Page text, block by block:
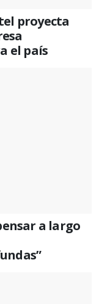
proyecta
el país
a largo